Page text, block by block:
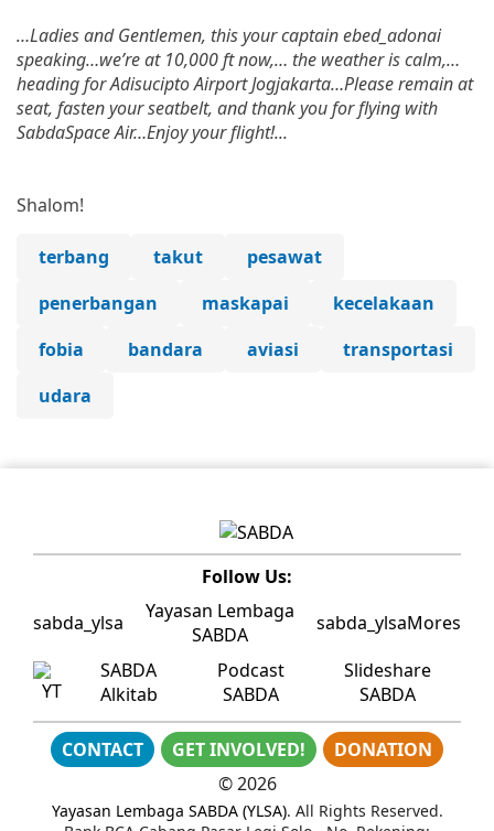
…Ladies and Gentlemen, this your captain ebed_adonai
speaking…we’re at 10,000 ft now,… the weather is calm,…
heading for Adisucipto Airport Jogjakarta…Please remain at
seat, fasten your seatbelt, and thank you for flying with
SabdaSpace Air…Enjoy your flight!...
Shalom!
terbang takut
pesawat
penerbangan
maskapai
kecelakaan
fobia
bandara aviasi
transportasi
udara
Follow Us:
sabda_ylsa
Yayasan Lembaga
SABDA
sabda_ylsaMores
SABDA
Alkitab
Podcast
SABDA
Slideshare
SABDA
CONTACT GET INVOLVED!
DONATION
©2026
Yayasan Lembaga SABDA (YLSA). All Rights Reserved.